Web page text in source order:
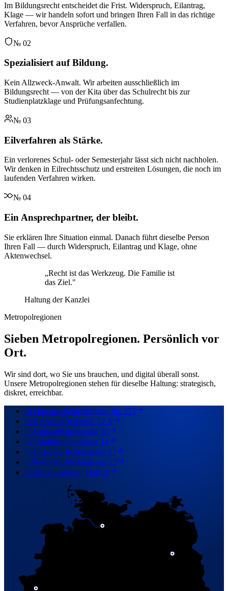
Im Bildungsrecht entscheidet die Frist. Widerspruch, Eilantrag,
Klage — wir handeln sofort und bringen Ihren Fall in das richtige
Verfahren, bevor Ansprüche verfallen.
№ 02
Spezialisiert auf Bildung.
Kein Allzweck-Anwalt. Wir arbeiten ausschließlich im
Bildungsrecht — von der Kita über das Schulrecht bis zur
Studienplatzklage und Prüfungsanfechtung.
№ 03
Eilverfahren als Stärke.
Ein verlorenes Schul- oder Semesterjahr lässt sich nicht nachholen.
Wir denken in Eilrechtsschutz und erstreiten Lösungen, die noch im
laufenden Verfahren wirken.
№ 04
Ein Ansprechpartner, der bleibt.
Sie erklären Ihre Situation einmal. Danach führt dieselbe Person
Ihren Fall — durch Widerspruch, Eilantrag und Klage, ohne
Aktenwechsel.
„Recht ist das Werkzeug. Die Familie ist
das Ziel."
Haltung der Kanzlei
Metropolregionen
Sieben Metropolregionen. Persönlich vor
Ort.
Wir sind dort, wo Sie uns brauchen, und digital überall sonst.
Unsere Metropolregionen stehen für dieselbe Haltung: strategisch,
diskret, erreichbar.
01MünchenSchleißheimer Str. 373
02KarlsruheBrauerstr. 12 A
03StuttgartKönigstraße 35
04FrankfurtOpernplatz 14
05DüsseldorfKönigsallee 27
06BerlinKurfürstendamm 15
07HamburgNeuer Wall 10